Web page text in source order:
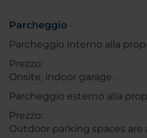
Parcheggio
Parcheggio interno alla
Prezzo:
Onsite, indoor garage.
Parcheggio esterno alla
Prezzo:
Outdoor parking spaces are